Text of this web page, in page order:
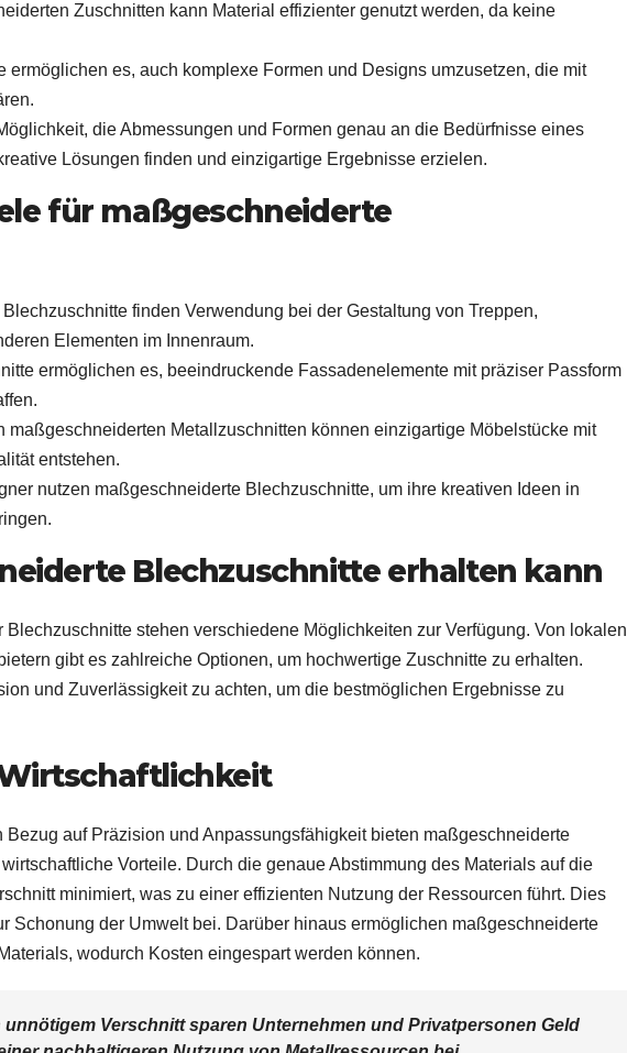
Zuschnitten kann Material effizienter genutzt werden, da keine
ermöglichen es, auch komplexe Formen und Designs umzusetzen, die mit
die Abmessungen und Formen genau an die Bedürfnisse eines
Lösungen finden und einzigartige Ergebnisse erzielen.
für maßgeschneiderte
finden Verwendung bei der Gestaltung von Treppen,
Elementen im Innenraum.
ermöglichen es, beeindruckende Fassadenelemente mit präziser Passform
maßgeschneiderten Metallzuschnitten können einzigartige Möbelstücke mit
entstehen.
nutzen maßgeschneiderte Blechzuschnitte, um ihre kreativen Ideen in
Blechzuschnitte erhalten kann
stehen verschiedene Möglichkeiten zur Verfügung. Von lokalen
gibt es zahlreiche Optionen, um hochwertige Zuschnitte zu erhalten.
und Zuverlässigkeit zu achten, um die bestmöglichen Ergebnisse zu
auf Präzision und Anpassungsfähigkeit bieten maßgeschneiderte
Vorteile. Durch die genaue Abstimmung des Materials auf die
minimiert, was zu einer effizienten Nutzung der Ressourcen führt. Dies
Schonung der Umwelt bei. Darüber hinaus ermöglichen maßgeschneiderte
wodurch Kosten eingespart werden können.
Verschnitt sparen Unternehmen und Privatpersonen Geld